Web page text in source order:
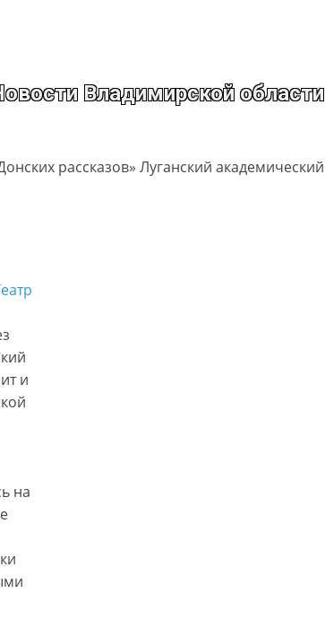
Владимирской области
и
на